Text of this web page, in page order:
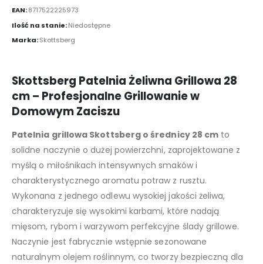
EAN:8717522225973
Ilość na stanie:Niedostępne
Marka:Skottsberg
Skottsberg Patelnia Żeliwna Grillowa 28
cm – Profesjonalne Grillowanie w
Domowym Zaciszu
Patelnia grillowa Skottsberg o średnicy 28 cm to
solidne naczynie o dużej powierzchni, zaprojektowane z
myślą o miłośnikach intensywnych smaków i
charakterystycznego aromatu potraw z rusztu.
Wykonana z jednego odlewu wysokiej jakości żeliwa,
charakteryzuje się wysokimi karbami, które nadają
mięsom, rybom i warzywom perfekcyjne ślady grillowe.
Naczynie jest fabrycznie wstępnie sezonowane
naturalnym olejem roślinnym, co tworzy bezpieczną dla